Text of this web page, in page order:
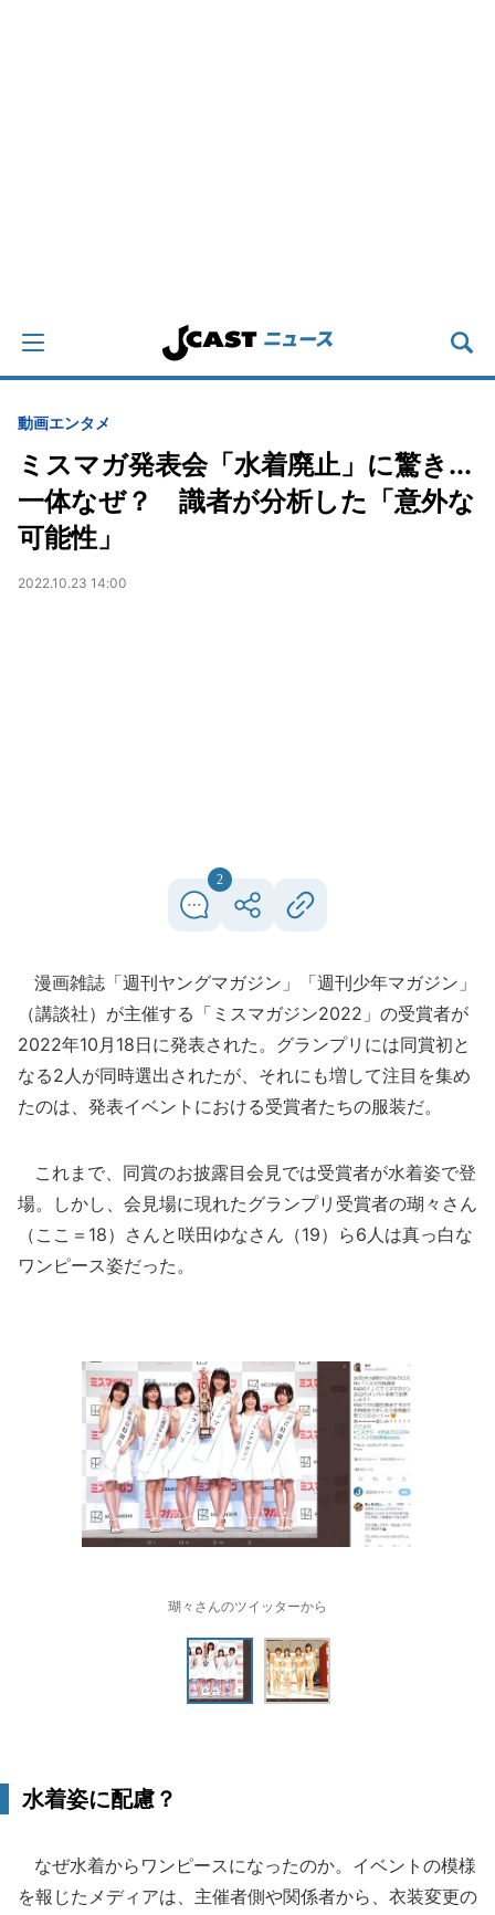
動画エンタメ
ミスマガ発表会「水着廃止」に驚き...
一体なぜ？ 識者が分析した「意外な
可能性」
2022.10.23 14:00
2
漫画雑誌「週刊ヤングマガジン」「週刊少年マガジン」
（講談社）が主催する「ミスマガジン2022」の受賞者が
2022年10月18日に発表された。グランプリには同賞初と
なる2人が同時選出されたが、それにも増して注目を集め
たのは、発表イベントにおける受賞者たちの服装だ。
これまで、同賞のお披露目会見では受賞者が水着姿で登
場。しかし、会見場に現れたグランプリ受賞者の瑚々さん
（ここ＝18）さんと咲田ゆなさん（19）ら6人は真っ白な
ワンピース姿だった。
瑚々さんのツイッターから
水着姿に配慮？
なぜ水着からワンピースになったのか。イベントの模様
を報じたメディアは、主催者側や関係者から、衣装変更の